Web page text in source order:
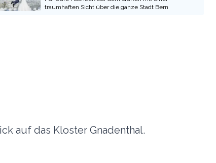
traumhaften Sicht über die ganze Stadt Bern
auf das Kloster Gnadenthal.